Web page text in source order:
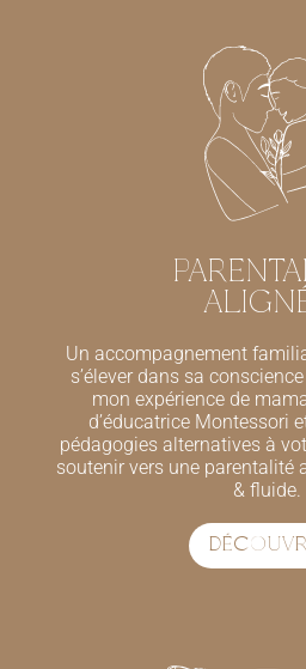
Un accompagnement
s’élever dans sa
mon expérience de
d’éducatrice Montessori
pédagogies alternatives à
soutenir vers une parentalité
& fluide.